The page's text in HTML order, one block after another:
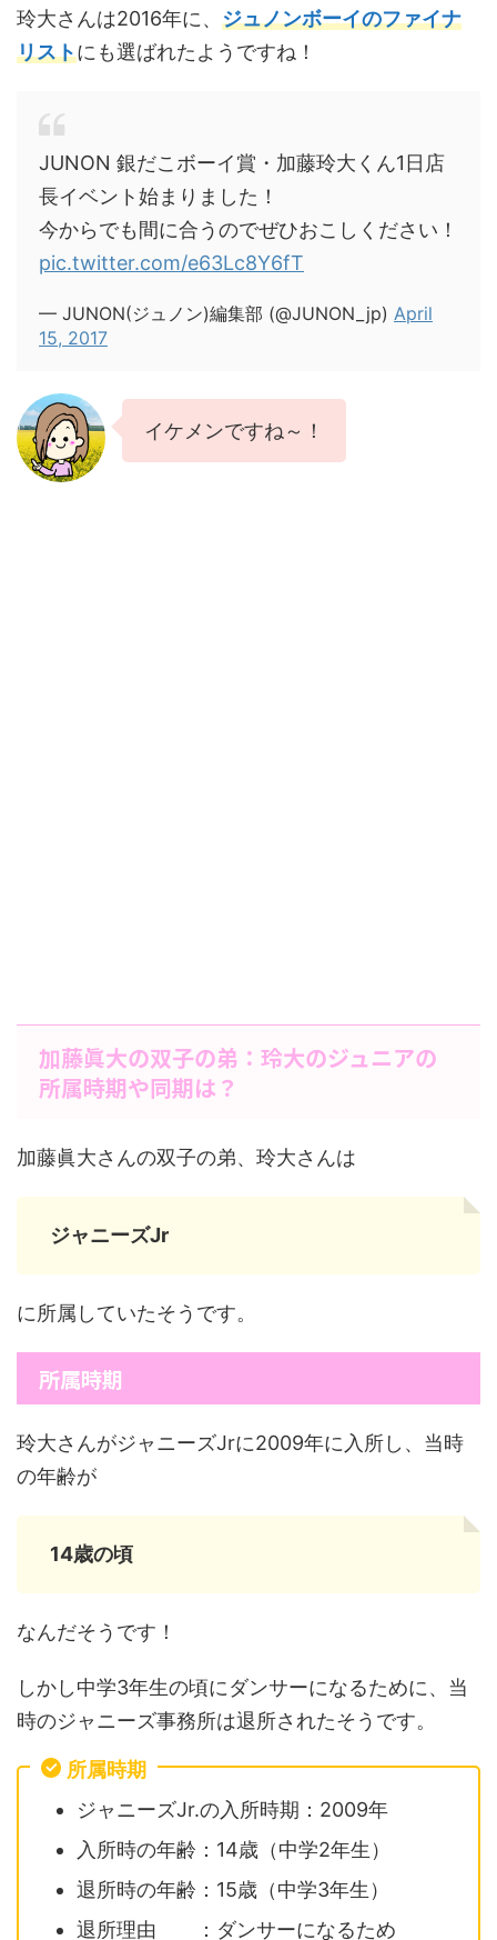
玲大さんは2016年に、 ジュノンボーイのファイナ
リストにも選ばれたようですね！
JUNON 銀だこボーイ賞・加藤玲大くん1日店
長イベント始まりました！
今からでも間に合うのでぜひおこしください！
pic.twitter.com/e63Lc8Y6fT
— JUNON(ジュノン)編集部 (@JUNON_jp) April
15, 2017
イケメンですね～！
加藤眞大の双子の弟：玲大のジュニアの
所属時期や同期は？
加藤眞大さんの双子の弟、玲大さんは
ジャニーズJr
に所属していたそうです。
所属時期
玲大さんがジャニーズJrに2009年に入所し、当時
の年齢が
14歳の頃
なんだそうです！
しかし中学3年生の頃にダンサーになるために、当
時のジャニーズ事務所は退所されたそうです。
所属時期
ジャニーズJr.の入所時期：2009年
入所時の年齢：14歳（中学2年生）
退所時の年齢：15歳（中学3年生）
退所理由 ：ダンサーになるため